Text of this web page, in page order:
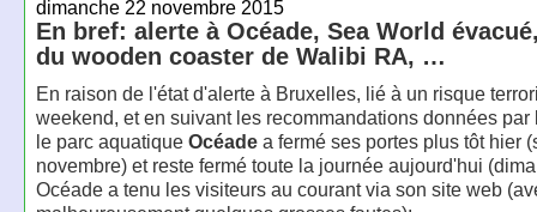
dimanche 22 novembre 2015
En bref: alerte à Océade, Sea World
du wooden coaster de Walibi RA, …
En raison de l'état d'alerte à Bruxelles, lié à un risque
weekend, et en suivant les recommandations données par
le parc aquatique Océadea fermé ses portes plus tôt hier
novembre) et reste fermé toute la journée aujourd'hui
Océade a tenu les visiteurs au courant via son site web